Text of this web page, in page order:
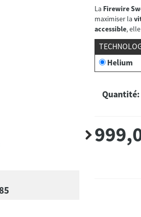
La Firewire
maximiser la
accessible,
Helium
Quantité: